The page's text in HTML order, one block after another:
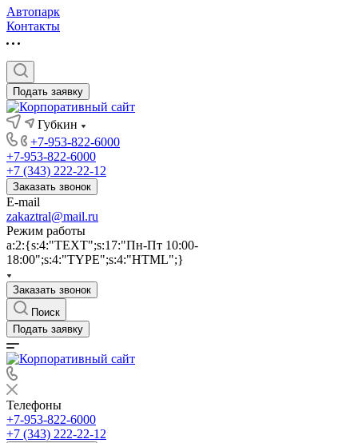
Автопарк
Контакты
Подать заявку
Губкин
+7-953-822-6000
+7-953-822-6000
+7 (343) 222-22-12
Заказать звонок
E-mail
zakaztral@mail.ru
Режим работы
a:2:{s:4:"TEXT";s:17:"Пн-Пт 10:00-
18:00";s:4:"TYPE";s:4:"HTML";}
Заказать звонок
Поиск
Подать заявку
Телефоны
+7-953-822-6000
+7 (343) 222-22-12